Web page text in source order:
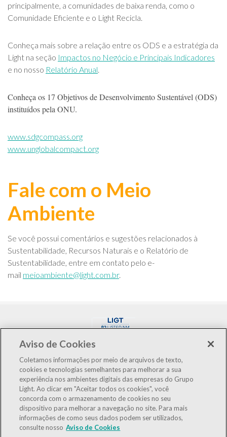
principalmente, a comunidades de baixa renda, como o
Comunidade Eficiente e o Light Recicla.
Conheça mais sobre a relação entre os ODS e a estratégia da
Light na seção Impactos no Negócio e Principais Indicadores
e no nosso Relatório Anual.
Conheça os 17 Objetivos de Desenvolvimento Sustentável (ODS)
instituídos pela ONU.
www.sdgcompass.org
www.unglobalcompact.org
Fale com o Meio
Ambiente
Se você possui comentários e sugestões relacionados à
Sustentabilidade, Recursos Naturais e o Relatório de
Sustentabilidade, entre em contato pelo e-
mail meioambiente@light.com.br.
LIGT3 R$3,10 0,00%
IBOV 175.546 -1,22%
IEE 127.483
Aviso de Cookies
Coletamos informações por meio de arquivos de texto,
cookies e tecnologias semelhantes para melhorar a sua
experiência nos ambientes digitais das empresas do Grupo
Light. Ao clicar em "Aceitar todos os cookies", você
concorda com o armazenamento de cookies no seu
dispositivo para melhorar a navegação no site. Para mais
informações de como seus dados podem ser utilizados,
consulte nosso Aviso de Cookies